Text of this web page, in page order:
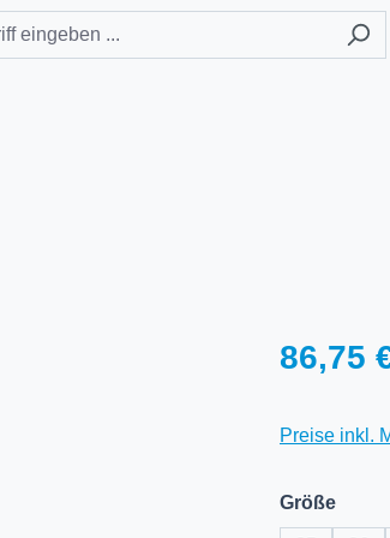
Regulärer
86,75
Preise inkl.
Größe